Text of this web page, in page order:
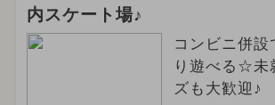
内スケート場♪
コンビニ併設
り遊べる☆未
ズも大歓迎♪